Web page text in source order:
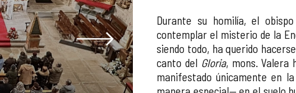
Durante su homilía, el
contemplar el misterio de la
siendo todo, ha querido
canto del Gloria, mons. Valera
manifestado únicamente en